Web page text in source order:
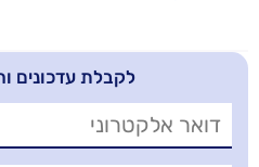
עדכונים והטבות בחריש